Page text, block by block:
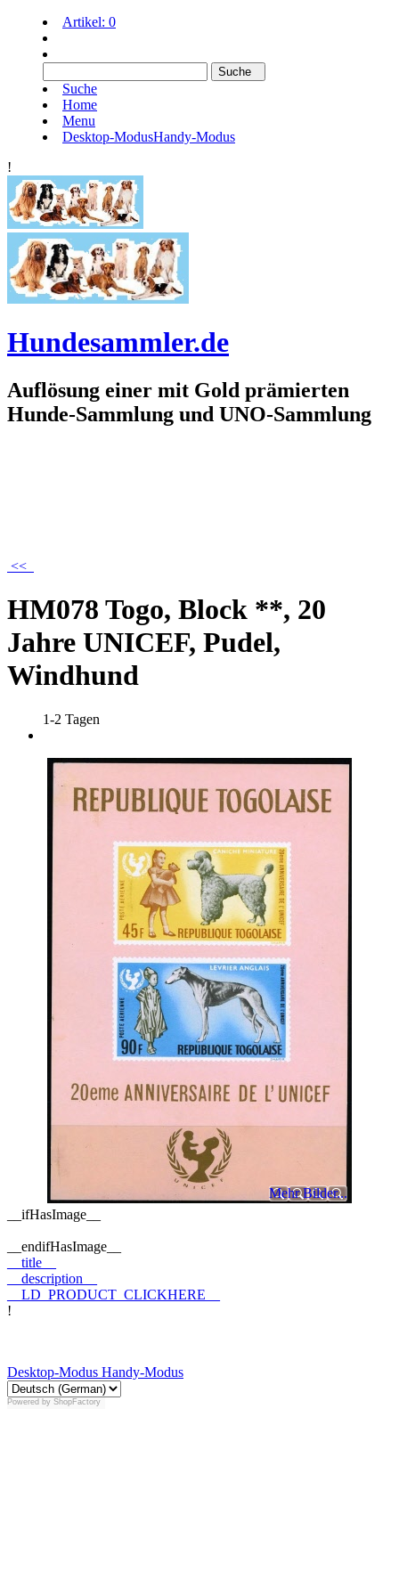
Artikel: 0
Suche
Home
Menu
Desktop-ModusHandy-Modus
!
Hundesammler.de
Auflösung einer mit Gold prämierten
Hunde-Sammlung und UNO-Sammlung
<<
HM078 Togo, Block **, 20
Jahre UNICEF, Pudel,
Windhund
1-2 Tagen
Mehr Bilder...
__ifHasImage__
__endifHasImage__
__title__
__description__
__LD_PRODUCT_CLICKHERE__
!
Desktop-Modus Handy-Modus
Powered by ShopFactory